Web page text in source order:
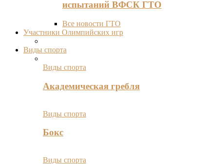
испытаний ВФСК ГТО
Все новости ГТО
Участники Олимпийских игр
Виды спорта
Виды спорта
Академическая гребля
Виды спорта
Бокс
Виды спорта